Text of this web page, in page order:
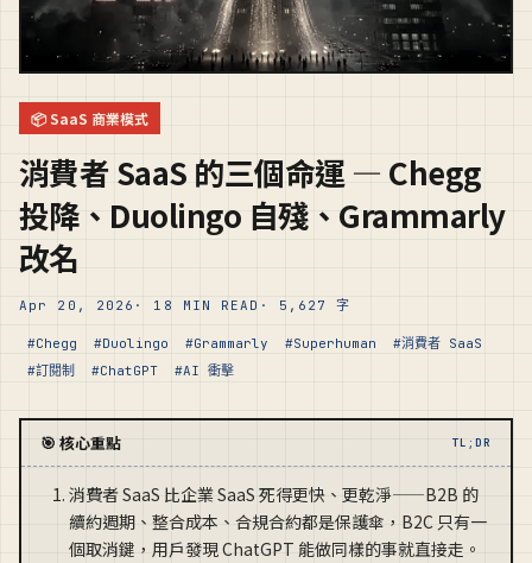
📦 SaaS 商業模式
消費者 SaaS 的三個命運 — Chegg
投降、Duolingo 自殘、Grammarly
改名
Apr 20, 2026 · 18 MIN READ · 5,627 字
#Chegg #Duolingo #Grammarly #Superhuman
#消費者 SaaS
#訂閱制
#ChatGPT #AI 衝擊
🎯 核心重點 TL;DR
消費者 SaaS 比企業 SaaS 死得更快、更乾淨——B2B 的
續約週期、整合成本、合規合約都是保護傘，B2C 只有一
個取消鍵，用戶發現 ChatGPT 能做同樣的事就直接走。